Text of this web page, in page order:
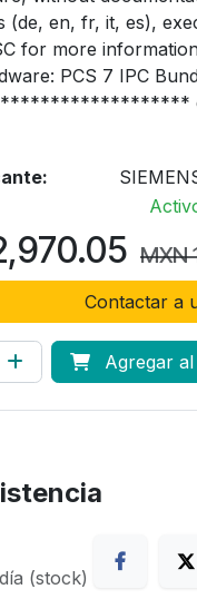
(de, en, fr, it, es),
for more
PCS 7 IPC
MXN
Contactar a
Agregar
(stock)